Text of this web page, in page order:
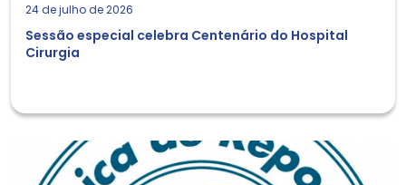
24 de julho de 2026
Sessão especial celebra Centenário do Hospital
Cirurgia